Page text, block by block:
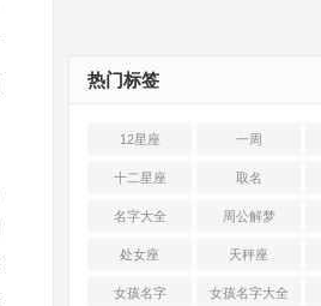
热门标签
12星座 一周
十二星座 取名
名字大全 周公解梦
处女座 天秤座
女孩名字 女孩名字大全